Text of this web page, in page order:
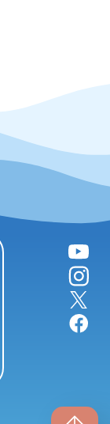
YouTube
instagram
X
facebook